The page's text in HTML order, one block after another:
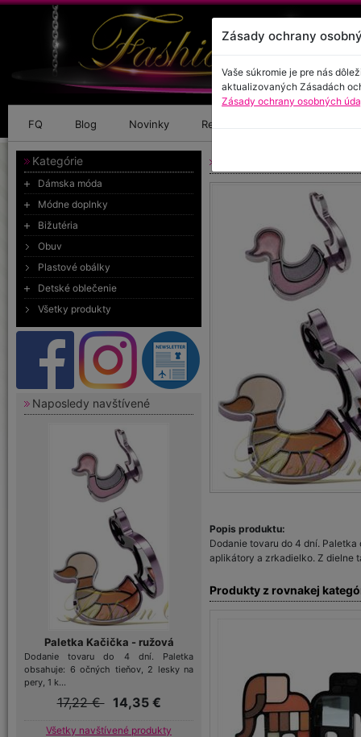
FQ Blog Novinky Referencie
Kategórie
Dámska móda
Módne doplnky
Bižutéria
Obuv
Plastové obálky
Detské oblečenie
Všetky produkty
Naposledy navštívené
Paletka Kačička - ružová
Dodanie tovaru do 4 dní. Paletka
obsahuje: 6 očných tieňov, 2 lesky na
pery, 1 k...
17,22 € 14,35 €
Všetky navštívené produkty
Popis produktu:
Dodanie tovaru do 4 dní.
aplikátory a zrkadielko. Z dielne
Produkty z rovnakej
Zásady ochrany
Vaše súkromie je pre nás
aktualizovaných Zásadách
Zásady ochrany osobných